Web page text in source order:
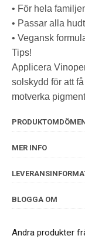
• För hela
• Passar alla
• Vegansk
Tips!
Applicera
solskydd för att
motverka
MER INFO
BLOGGA OM
Andra produkter